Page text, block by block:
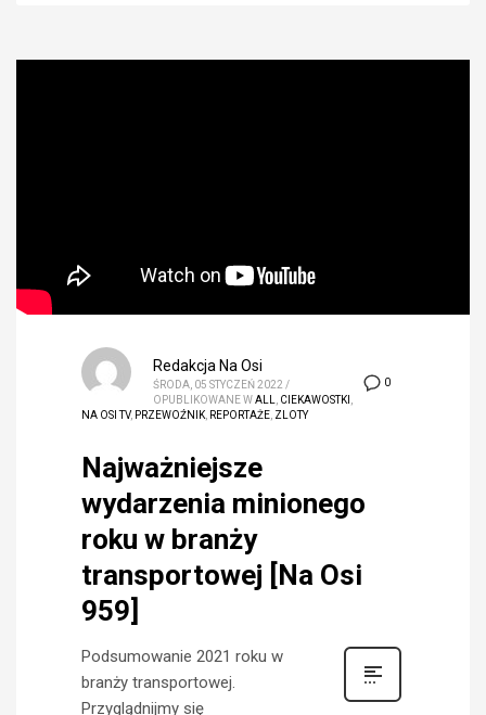
0
Redakcja Na Osi
ŚRODA, 05 STYCZEŃ 2022 /
OPUBLIKOWANE WALL, CIEKAWOSTKI ,
NA OSI TV, PRZEWOŹNIK, REPORTAŻE, ZLOTY
Najważniejsze
wydarzenia minionego
roku w branży
transportowej [Na Osi
959]
Podsumowanie 2021 roku w
branży transportowej.
Przyglądnijmy się